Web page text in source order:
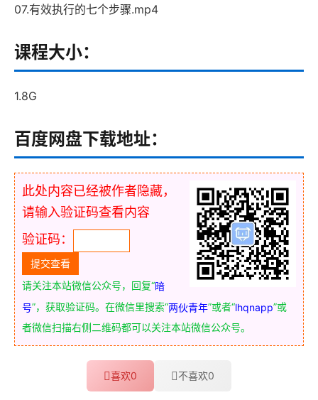
07.有效执行的七个步骤.mp4
课程大小：
1.8G
百度网盘下载地址：
此处内容已经被作者隐藏，
请输入验证码查看内容
验证码：
请关注本站微信公众号，回复“暗
号”，获取验证码。在微信里搜索“两伙青年”或者“lhqnapp”或
者微信扫描右侧二维码都可以关注本站微信公众号。
喜欢0 不喜欢0